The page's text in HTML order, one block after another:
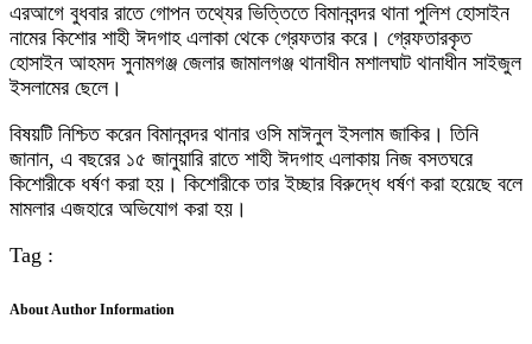
এরআগে বুধবার রাতে গোপন তথ্যের ভিত্তিতে বিমানবন্দর থানা পুলিশ হোসাইন
নামের কিশোর শাহী ঈদগাহ এলাকা থেকে গ্রেফতার করে। গ্রেফতারকৃত
হোসাইন আহমদ সুনামগঞ্জ জেলার জামালগঞ্জ থানাধীন মশালঘাট থানাধীন সাইজুল
ইসলামের ছেলে।
বিষয়টি নিশ্চিত করেন বিমানবন্দর থানার ওসি মাঈনুল ইসলাম জাকির। তিনি
জানান, এ বছরের ১৫ জানুয়ারি রাতে শাহী ঈদগাহ এলাকায় নিজ বসতঘরে
কিশোরীকে ধর্ষণ করা হয়। কিশোরীকে তার ইচ্ছার বিরুদ্ধে ধর্ষণ করা হয়েছে বলে
মামলার এজহারে অভিযোগ করা হয়।
Tag :
About Author Information